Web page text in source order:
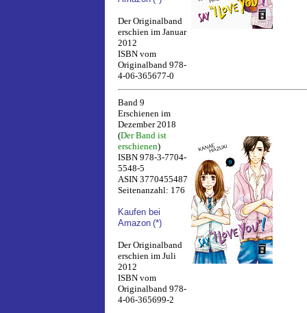
Der Originalband
erschien im Januar
2012
ISBN vom
Originalband 978-
4-06-365677-0
Band 9
Erschienen im
Dezember 2018
(Der Band ist
erschienen)
ISBN 978-3-7704-
5548-5
ASIN 3770455487
Seitenanzahl: 176
Kaufen bei
Amazon (*)
Der Originalband
erschien im Juli
2012
ISBN vom
Originalband 978-
4-06-365699-2